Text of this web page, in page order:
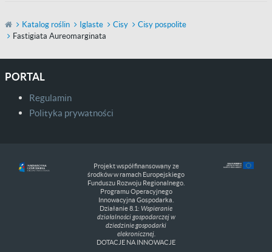
Katalog roślin Iglaste Cisy
Cisy pospolite
Fastigiata Aureomarginata
PORTAL
Regulamin
Polityka prywatności
Projekt współfinansowany ze
środków w ramach Europejskiego
Funduszu Rozwoju Regionalnego.
Programu Operacyjnego
Innowacyjna Gospodarka.
Działanie 8.1: Wspieranie
działalności gospodarczej w
dziedzinie gospodarki
elekronicznej.
DOTACJE NA INNOWACJE